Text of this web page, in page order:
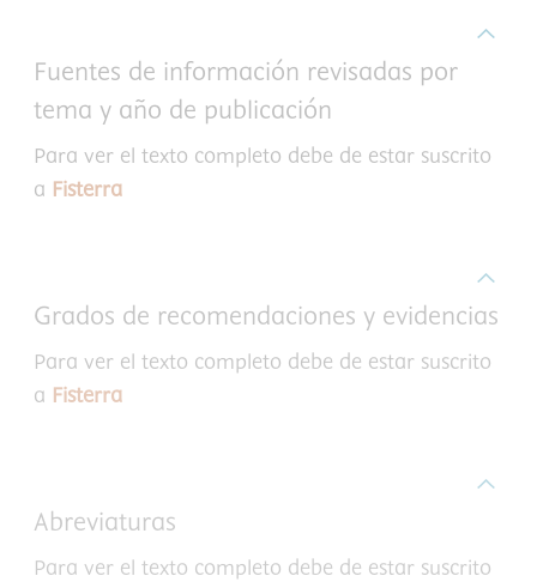
Fuentes de información revisadas por
tema y año de publicación
Para ver el texto completo debe de estar suscrito
a Fisterra
Grados de recomendaciones y evidencias
Para ver el texto completo debe de estar suscrito
a Fisterra
Abreviaturas
Para ver el texto completo debe de estar suscrito